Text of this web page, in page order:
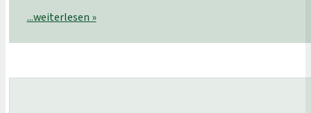
...weiterlesen »